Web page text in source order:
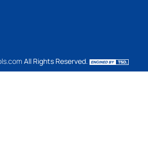
All Rights Reserved.